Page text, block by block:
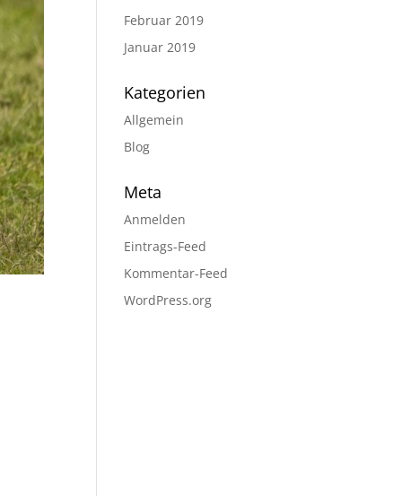
Februar 2019
Januar 2019
Kategorien
Allgemein
Blog
Meta
Anmelden
Eintrags-Feed
Kommentar-Feed
WordPress.org